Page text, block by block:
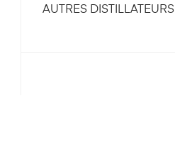
AUTRES DISTILLATEURS